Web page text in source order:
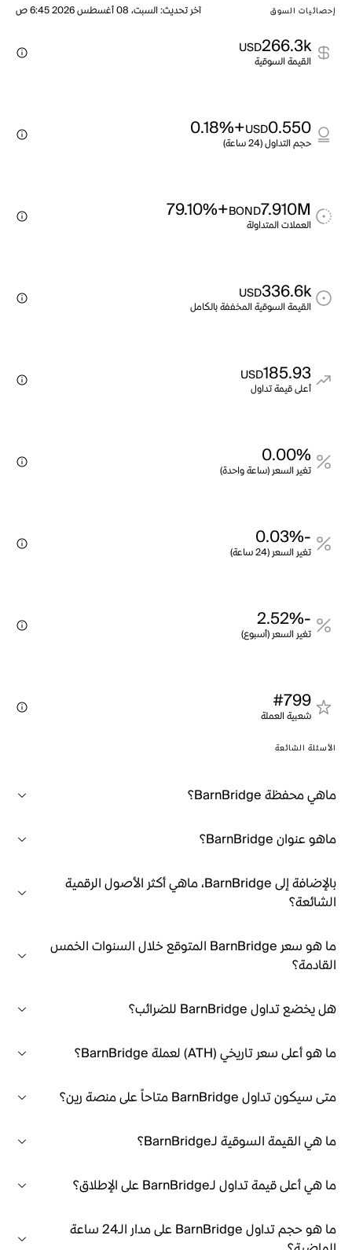
إحصائيات السوق آخر تحديث:السبت، 08 أغسطس 2026 6:45 ص
266.3k
USD
القيمة السوقية
0.550
USD
+0.18%
حجم التداول (24 ساعة)
7.910M
BOND
+79.10%
العملات المتداولة
336.6k
USD
القيمة السوقية المخففة بالكامل
185.93
USD
أعلى قيمة تداول
0.00%
تغير السعر (ساعة واحدة)
-0.03%
تغير السعر (24 ساعة)
-2.52%
تغير السعر (أسبوع)
#799
شعبية العملة
الأسئلة الشائعة
ماهي محفظة BarnBridge؟
ماهو عنوان BarnBridge؟
بالإضافة إلى BarnBridge، ماهي أكثر الأصول الرقمية
الشائعة؟
ما هو سعر BarnBridge المتوقع خلال السنوات الخمس
القادمة؟
هل يخضع تداول BarnBridge للضرائب؟
ما هو أعلى سعر تاريخي (ATH) لعملة BarnBridge؟
متى سيكون تداول BarnBridge متاحاً على منصة رين؟
ما هي القيمة السوقية لـBarnBridge؟
ما هي أعلى قيمة تداول لـBarnBridge على الإطلاق؟
ما هو حجم تداول BarnBridge على مدار الـ24 ساعة